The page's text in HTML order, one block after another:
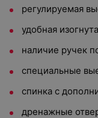
регулируемая
удобная
наличие ручек
специальные
спинка с
дренажные